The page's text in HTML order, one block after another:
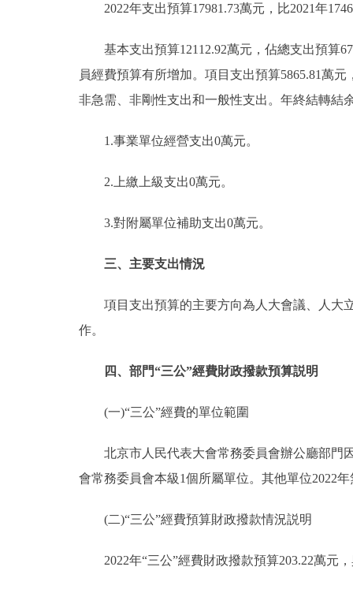
2022年支出預算17981.73萬元，比2021年
基本支出預算12112.92萬元，佔總支出預算
員經費預算有所增加。項目支出預算5865.81萬
非急需、非剛性支出和一般性支出。年終結轉結
1.事業單位經營支出0萬元。
2.上繳上級支出0萬元。
3.對附屬單位補助支出0萬元。
三、主要支出情況
項目支出預算的主要方向為人大會議、人大立
作。
四、部門“三公”經費財政撥款預算説明
(一)“三公”經費的單位範圍
北京市人民代表大會常務委員會辦公廳部門因
會常務委員會本級1個所屬單位。其他單位2022
(二)“三公”經費預算財政撥款情況説明
2022年“三公”經費財政撥款預算203.22萬元，